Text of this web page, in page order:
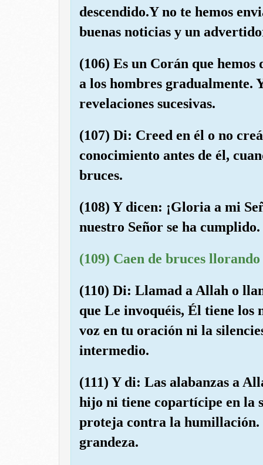
descendido.Y no te hemos
buenas noticias y un
(106) Es un Corán que
a los hombres gradualmente.
revelaciones sucesivas.
(107) Di: Creed en él o no
conocimiento antes de él,
bruces.
(108) Y dicen: ¡Gloria a mi
nuestro Señor se ha cumplido.
(109) Caen de bruces
(110) Di: Llamad a Allah o
que Le invoquéis, Él tiene los
voz en tu oración ni la
intermedio.
(111) Y di: Las alabanzas a
hijo ni tiene copartícipe en la
proteja contra la humillación.
grandeza.